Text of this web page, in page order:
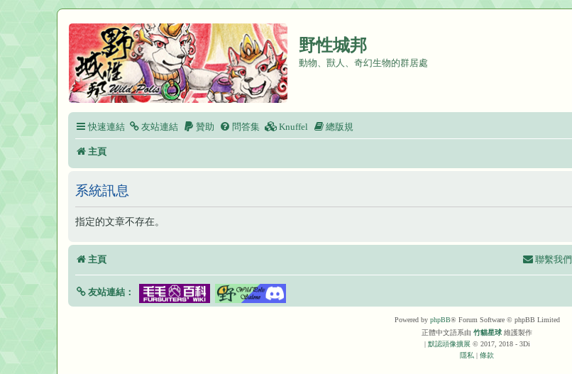
野性城邦
動物、獸人、奇幻生物的群居處
快速連結 友站連結 贊助 問答集 Knuffel 總版規
主頁
系統訊息
指定的文章不存在。
主頁 聯繫我們
友站連結：
Powered by phpBB® Forum Software © phpBB Limited
正體中文語系由 竹貓星球 維護製作
| 默認頭像擴展 © 2017, 2018 - 3Di
隱私 | 條款